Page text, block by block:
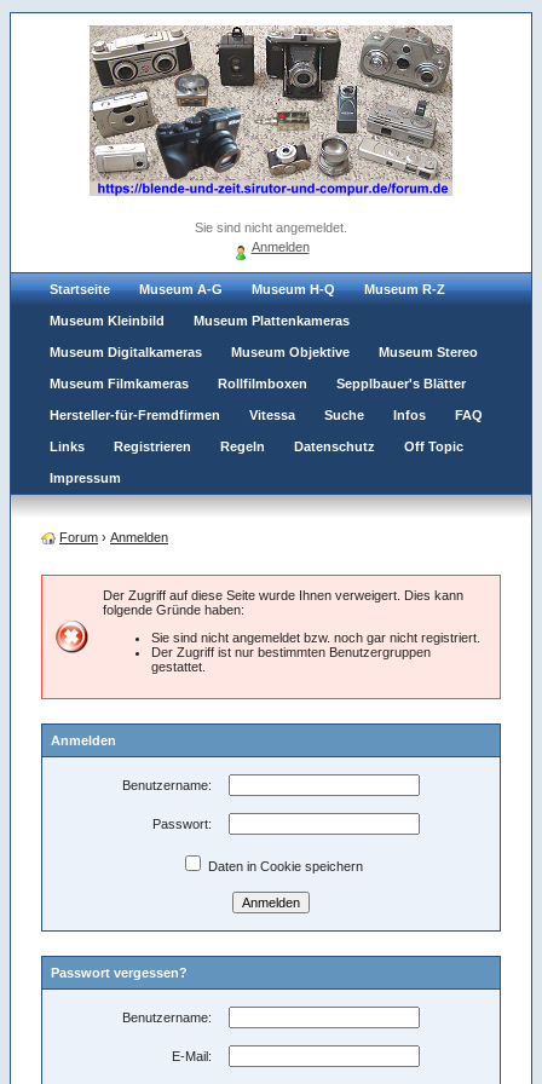
Sie sind nicht angemeldet.
Anmelden
Startseite Museum A-G Museum H-Q Museum R-Z
Museum Kleinbild Museum Plattenkameras
Museum Digitalkameras Museum Objektive Museum Stereo
Museum Filmkameras Rollfilmboxen Sepplbauer's Blätter
Hersteller-für-Fremdfirmen Vitessa Suche Infos FAQ
Links Registrieren Regeln Datenschutz Off Topic
Impressum
Forum › Anmelden
Der Zugriff auf diese Seite wurde Ihnen verweigert. Dies kann
folgende Gründe haben:
Sie sind nicht angemeldet bzw. noch gar nicht registriert.
Der Zugriff ist nur bestimmten Benutzergruppen
gestattet.
Anmelden
Benutzername:
Passwort:
Daten in Cookie speichern
Passwort vergessen?
Benutzername:
E-Mail: